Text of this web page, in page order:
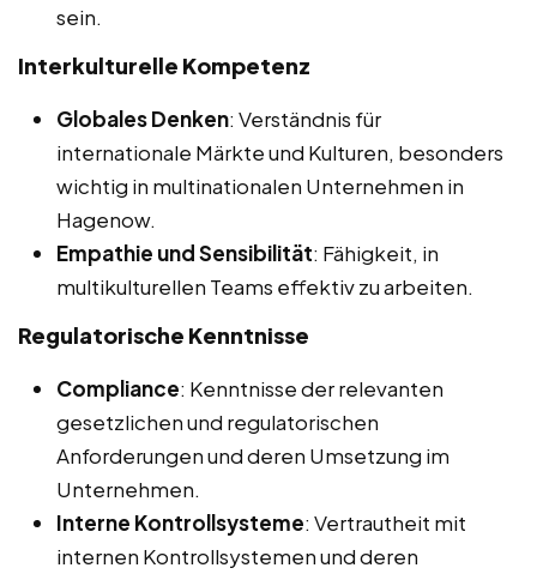
sein.
Interkulturelle Kompetenz
Globales Denken: Verständnis für
internationale Märkte und Kulturen, besonders
wichtig in multinationalen Unternehmen in
Hagenow.
Empathie und Sensibilität: Fähigkeit, in
multikulturellen Teams effektiv zu arbeiten.
Regulatorische Kenntnisse
Compliance: Kenntnisse der relevanten
gesetzlichen und regulatorischen
Anforderungen und deren Umsetzung im
Unternehmen.
Interne Kontrollsysteme: Vertrautheit mit
internen Kontrollsystemen und deren